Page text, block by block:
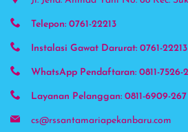
Telepon: 0761-22213
Instalasi Gawat Darurat: 0761-22213
WhatsApp Pendaftaran: 0811-7526-
Layanan Pelanggan: 0811-6909-267
cs@rssantamariapekanbaru.com